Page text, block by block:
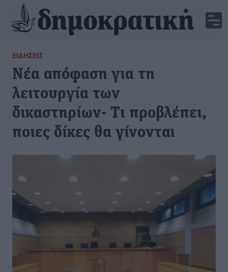
ΕΙΔΉΣΕΙΣ
Νέα απόφαση για τη
λειτουργία των
δικαστηρίων- Τι προβλέπει,
ποιες δίκες θα γίνονται